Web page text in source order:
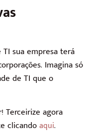
sua empresa terá
Imagina só
de TI que o
Terceirize agora
clicandoaqui.